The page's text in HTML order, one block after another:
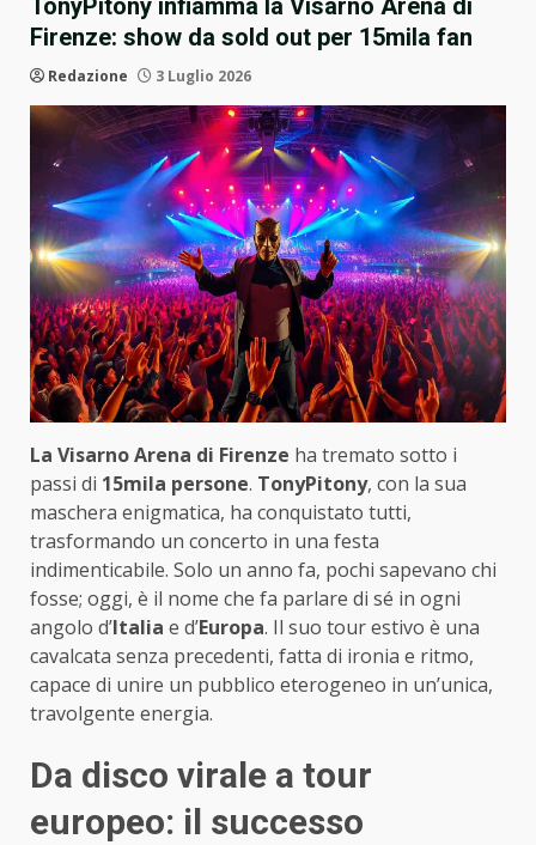
TonyPitony infiamma la Visarno Arena di
Firenze: show da sold out per 15mila fan
Redazione 3 Luglio 2026
La Visarno Arena di Firenze ha tremato sotto i
passi di 15mila persone. TonyPitony, con la sua
maschera enigmatica, ha conquistato tutti,
trasformando un concerto in una festa
indimenticabile. Solo un anno fa, pochi sapevano chi
fosse; oggi, è il nome che fa parlare di sé in ogni
angolo d’Italia e d’Europa. Il suo tour estivo è una
cavalcata senza precedenti, fatta di ironia e ritmo,
capace di unire un pubblico eterogeneo in un’unica,
travolgente energia.
Da disco virale a tour
europeo: il successo